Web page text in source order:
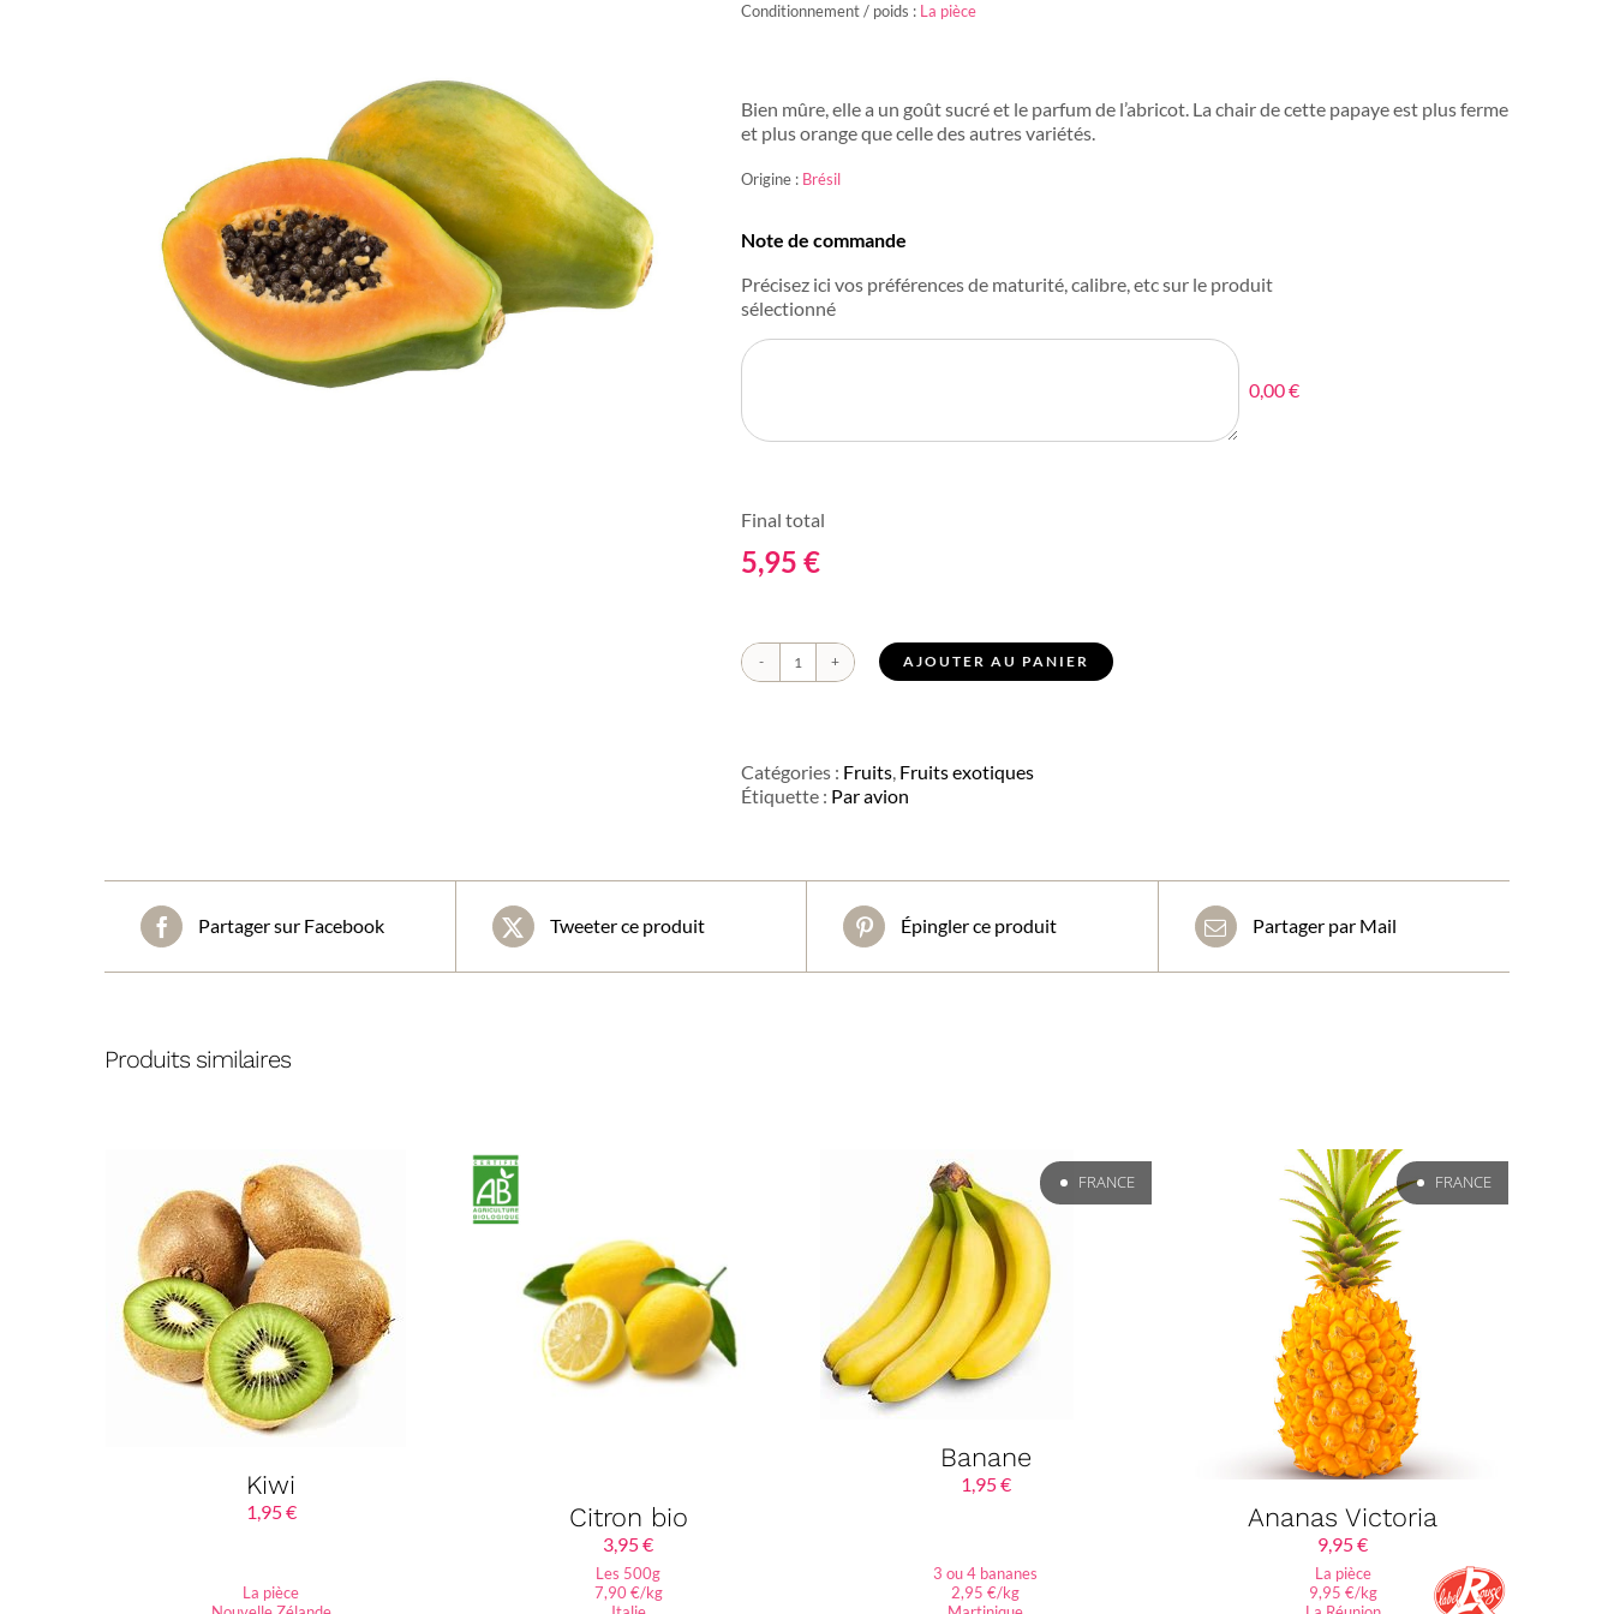
Conditionnement / poids : La pièce
Bien mûre, elle a un goût sucré et le parfum de l’abricot. La chair de cette papaye est plus ferme
et plus orange que celle des autres variétés.
Origine : Brésil
Note de commande
Précisez ici vos préférences de maturité, calibre, etc sur le produit
sélectionné
0,00 €
Final total
5,95 €
quantité
AJOUTER AU PANIER
Catégories : Fruits Fruits exotiques
Étiquette : Par avion
Partager sur Facebook Tweeter ce produit Épingler ce produit Partager par Mail
Produits similaires
Kiwi
1,95€
La pièce
Citron bio
3,95€
Les 500g
7,90 €/kg
FRANCE
Banane
1,95€
3 ou 4 bananes
2,95 €/kg
FRANCE
Ananas Victoria
9,95€
La pièce
9,95 €/kg